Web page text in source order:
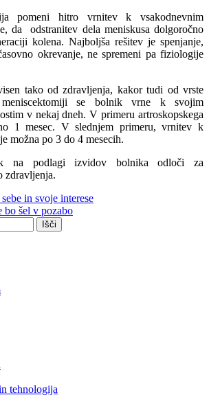
pomeni hitro vrnitev k vsakodnevnim
da odstranitev dela meniskusa dolgoročno
kolena. Najboljša rešitev je spenjanje,
okrevanje, ne spremeni pa fiziologije
tako od zdravljenja, kakor tudi od vrste
se bolnik vrne k svojim
v nekaj dneh. V primeru artroskopskega
1 mesec. V slednjem primeru, vrnitev k
možna po 3 do 4 mesecih.
na podlagi izvidov bolnika odloči za
zdravljenja.
in svoje interese
šel v pozabo
tehnologija